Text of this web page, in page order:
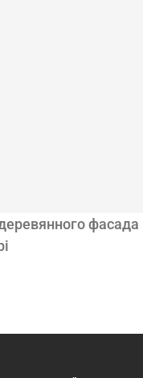
фасада